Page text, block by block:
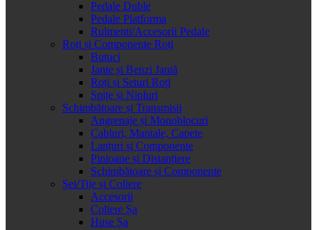
Pedale Duble
Pedale Platforma
Rulmenti/Accesorii Pedale
Roți și Componente Roți
Butuci
Jante și Benzi Jantă
Roți și Seturi Roți
Spițe și Nipluri
Schimbătoare și Transmisii
Angrenaje și Monoblocuri
Cabluri, Mantale, Capete
Lanțuri și Componente
Pinioane și Distanțiere
Schimbătoare și Componente
Șei/Tije și Coliere
Accesorii
Coliere Șa
Huse Șa